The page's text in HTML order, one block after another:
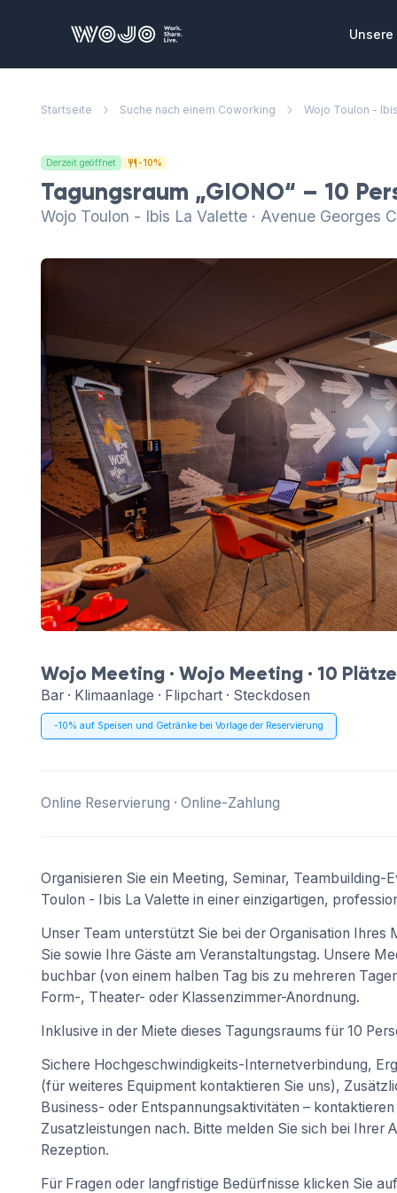
WOJO
Private
Startseite Suche nach einem Coworking Wojo Toulon -
Derzeit geöffnet -10%
Tagungsraum „GIONO“ – 10
Wojo Toulon - Ibis La Valette · Avenue Georges
Wojo Meeting · Wojo Meeting· 10 Plätze
Bar · Klimaanlage · Flipchart · Steckdosen
-10% auf Speisen und Getränke bei Vorlage der Reservierung
Online Reservierung · Online-Zahlung
Organisieren Sie ein Meeting, Seminar, Teambuilding-
Toulon - Ibis La Valette in einer einzigartigen,
Unser Team unterstützt Sie bei der Organisation
Sie sowie Ihre Gäste am Veranstaltungstag. Unsere
buchbar (von einem halben Tag bis zu mehreren
Form-, Theater- oder Klassenzimmer-Anordnung.
Inklusive in der Miete dieses Tagungsraums für 10
Sichere Hochgeschwindigkeits-Internetverbindung,
(für weiteres Equipment kontaktieren Sie uns),
Business- oder Entspannungsaktivitäten –
Zusatzleistungen nach. Bitte melden Sie sich bei Ihrer
Rezeption.
Für Fragen oder langfristige Bedürfnisse klicken Sie